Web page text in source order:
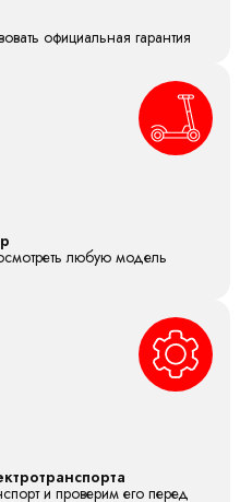
официальная гарантия
любую модель
и проверим его перед